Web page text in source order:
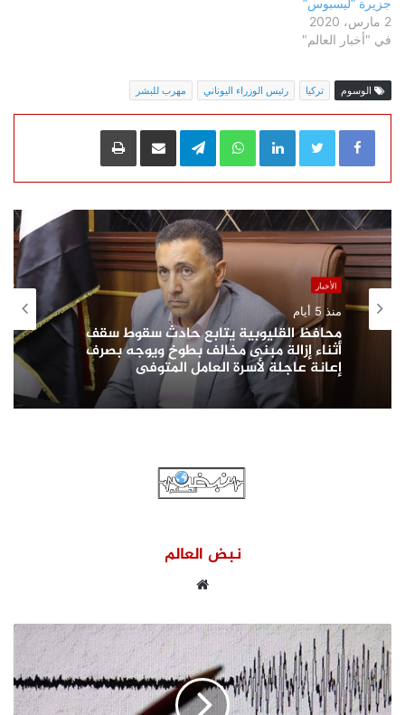
جزيرة “ليسبوس”
2 مارس، 2020
في "أخبار العالم"
الوسوم تركيا رئيس الوزراء اليوناني مهرب للبشر
LinkedIn
WhatsApp
Telegramمشاركة عبر البريد طباعة
الأخبار
منذ 5 أيام
محافظ القليوبية يتابع حادث سقوط سقف
أثناء إزالة مبنى مخالف بطوخ ويوجه بصرف
إعانة عاجلة لأسرة العامل المتوفى
نبض العالم